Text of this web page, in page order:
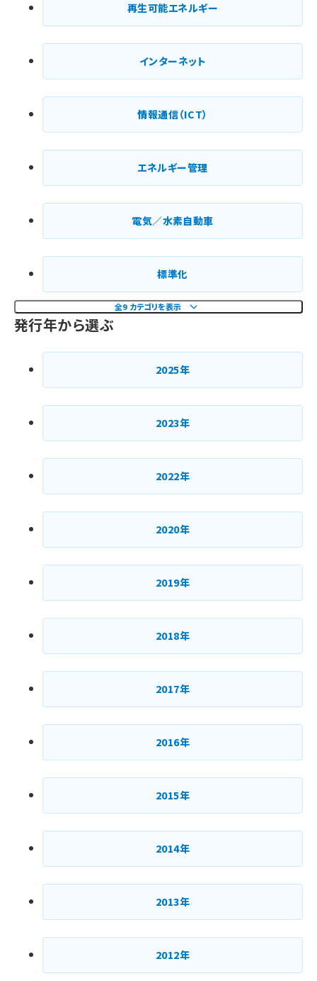
再生可能エネルギー
インターネット
情報通信（ICT）
エネルギー管理
電気／水素自動車
標準化
全9 カテゴリを表示
発行年から選ぶ
2025年
2023年
2022年
2020年
2019年
2018年
2017年
2016年
2015年
2014年
2013年
2012年